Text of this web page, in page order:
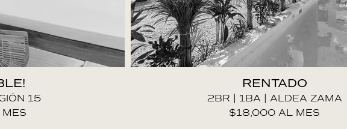
15
RENTADO
2BR | 1BA | ALDEA ZAMA
$18,000 AL MES